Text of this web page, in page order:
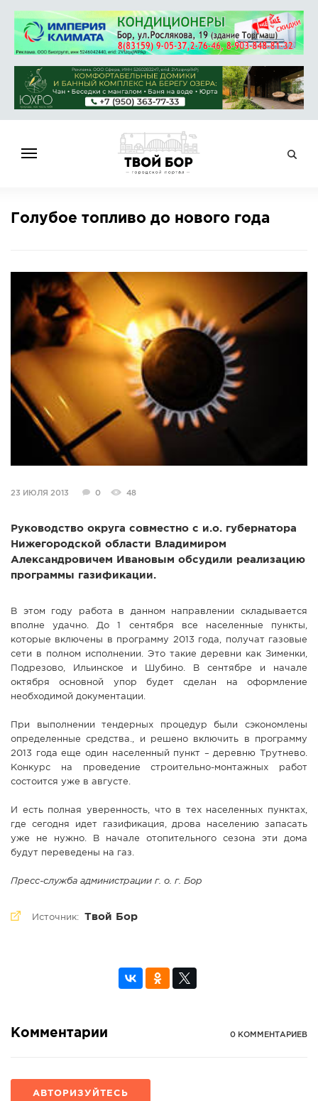
НОВОСТИ
РАБОТА
АФИША
СПРАВКА
СТАТЬИ
ГОЛОСОВАНИЯ
ПРЕДЛОЖИТЬ НОВОСТЬ
Голубое топливо до нового года
23 ИЮЛЯ 2013 0 48
Руководство округа совместно с и.о. губернатора
Нижегородской области Владимиром
Александровичем Ивановым обсудили реализацию
программы газификации.
В этом году работа в данном направлении складывается
вполне удачно. До 1 сентября все населенные пункты,
которые включены в программу 2013 года, получат газовые
сети в полном исполнении. Это такие деревни как Зименки,
Подрезово, Ильинское и Шубино. В сентябре и начале
октября основной упор будет сделан на оформление
необходимой документации.
При выполнении тендерных процедур были сэкономлены
определенные средства., и решено включить в программу
2013 года еще один населенный пункт – деревню Трутнево.
Конкурс на проведение строительно-монтажных работ
состоится уже в августе.
И есть полная уверенность, что в тех населенных пунктах,
где сегодня идет газификация, дрова населению запасать
уже не нужно. В начале отопительного сезона эти дома
будут переведены на газ.
Пресс-служба администрации г. о. г. Бор
Источник: Твой Бор
Комментарии 0 КОММЕНТАРИЕВ
АВТОРИЗУЙТЕСЬ